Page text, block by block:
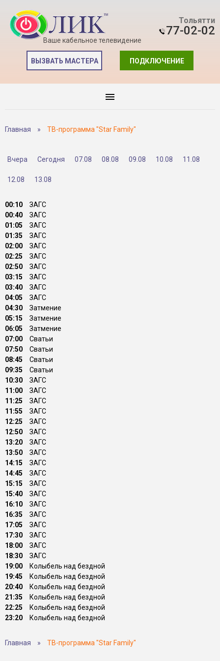
Ваше кабельное телевидение
Тольятти
77-02-02
ПОДКЛЮЧЕНИЕ
ВЫЗВАТЬ МАСТЕРА
Главная » ТВ-программа "Star Family"
Вчера Сегодня 07.08 08.08 09.08 10.08 11.08
12.08 13.08
00:10
ЗАГС
00:40
ЗАГС
01:05
ЗАГС
01:35
ЗАГС
02:00
ЗАГС
02:25
ЗАГС
02:50
ЗАГС
03:15
ЗАГС
03:40
ЗАГС
04:05
ЗАГС
04:30
Затмение
05:15
Затмение
06:05
Затмение
07:00
Сватьи
07:50
Сватьи
08:45
Сватьи
09:35
Сватьи
10:30
ЗАГС
11:00
ЗАГС
11:25
ЗАГС
11:55
ЗАГС
12:25
ЗАГС
12:50
ЗАГС
13:20
ЗАГС
13:50
ЗАГС
14:15
ЗАГС
14:45
ЗАГС
15:15
ЗАГС
15:40
ЗАГС
16:10
ЗАГС
16:35
ЗАГС
17:05
ЗАГС
17:30
ЗАГС
18:00
ЗАГС
18:30
ЗАГС
19:00
Колыбель над бездной
19:45
Колыбель над бездной
20:40
Колыбель над бездной
21:35
Колыбель над бездной
22:25
Колыбель над бездной
23:20
Колыбель над бездной
Главная » ТВ-программа "Star Family"